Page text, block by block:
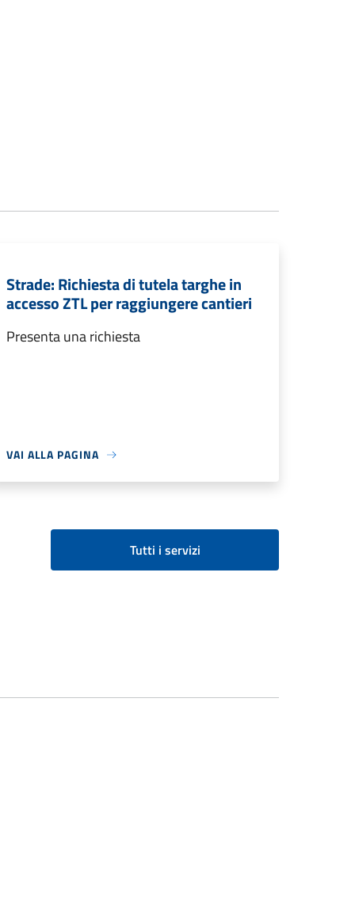
Strade: Richiesta di tutela targhe in
accesso ZTL per raggiungere cantieri
Presenta una richiesta
VAI ALLA PAGINA
Tutti i servizi